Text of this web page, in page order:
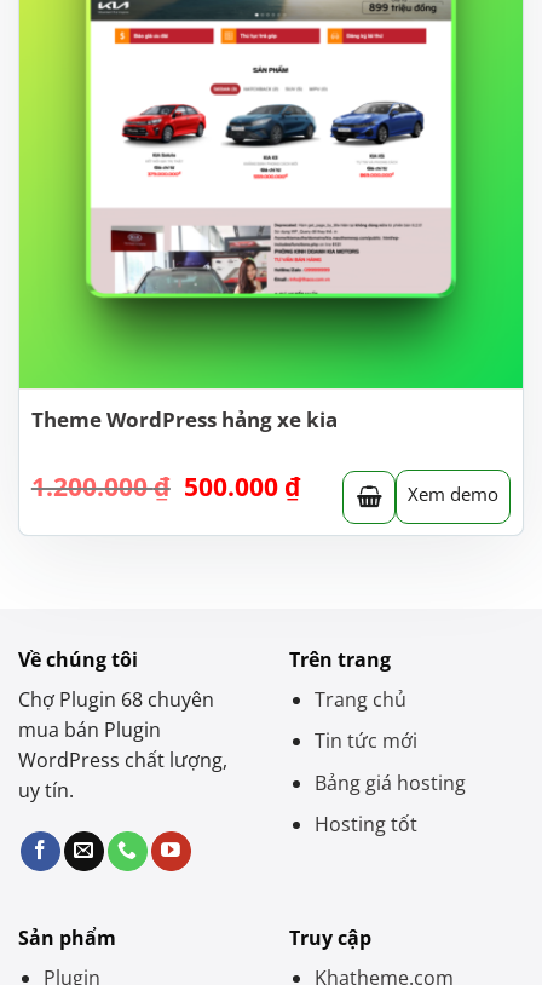
Theme WordPress hảng xe kia
1.200.000₫ Giá
là:
500.000 ₫Giá
hiện
tại
Xem demo
Về chúng tôi
Chợ Plugin 68 chuyên
mua bán Plugin
WordPress chất lượng,
uy tín.
Trên trang
Trang chủ
Tin tức mới
Bảng giá hosting
Hosting tốt
Sản phẩm
Plugin
Truy cập
Khatheme.com